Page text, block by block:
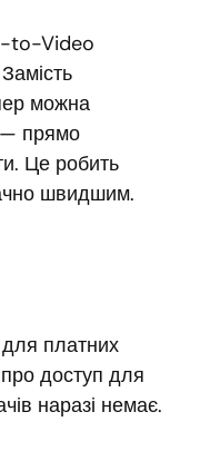
to-Video
можна
— прямо
Це робить
швидшим.
платних
про доступ для
наразі немає.